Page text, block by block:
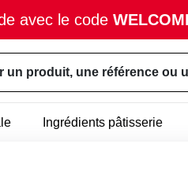
avec le code
un produit, une référence ou
Ingrédients pâtisserie